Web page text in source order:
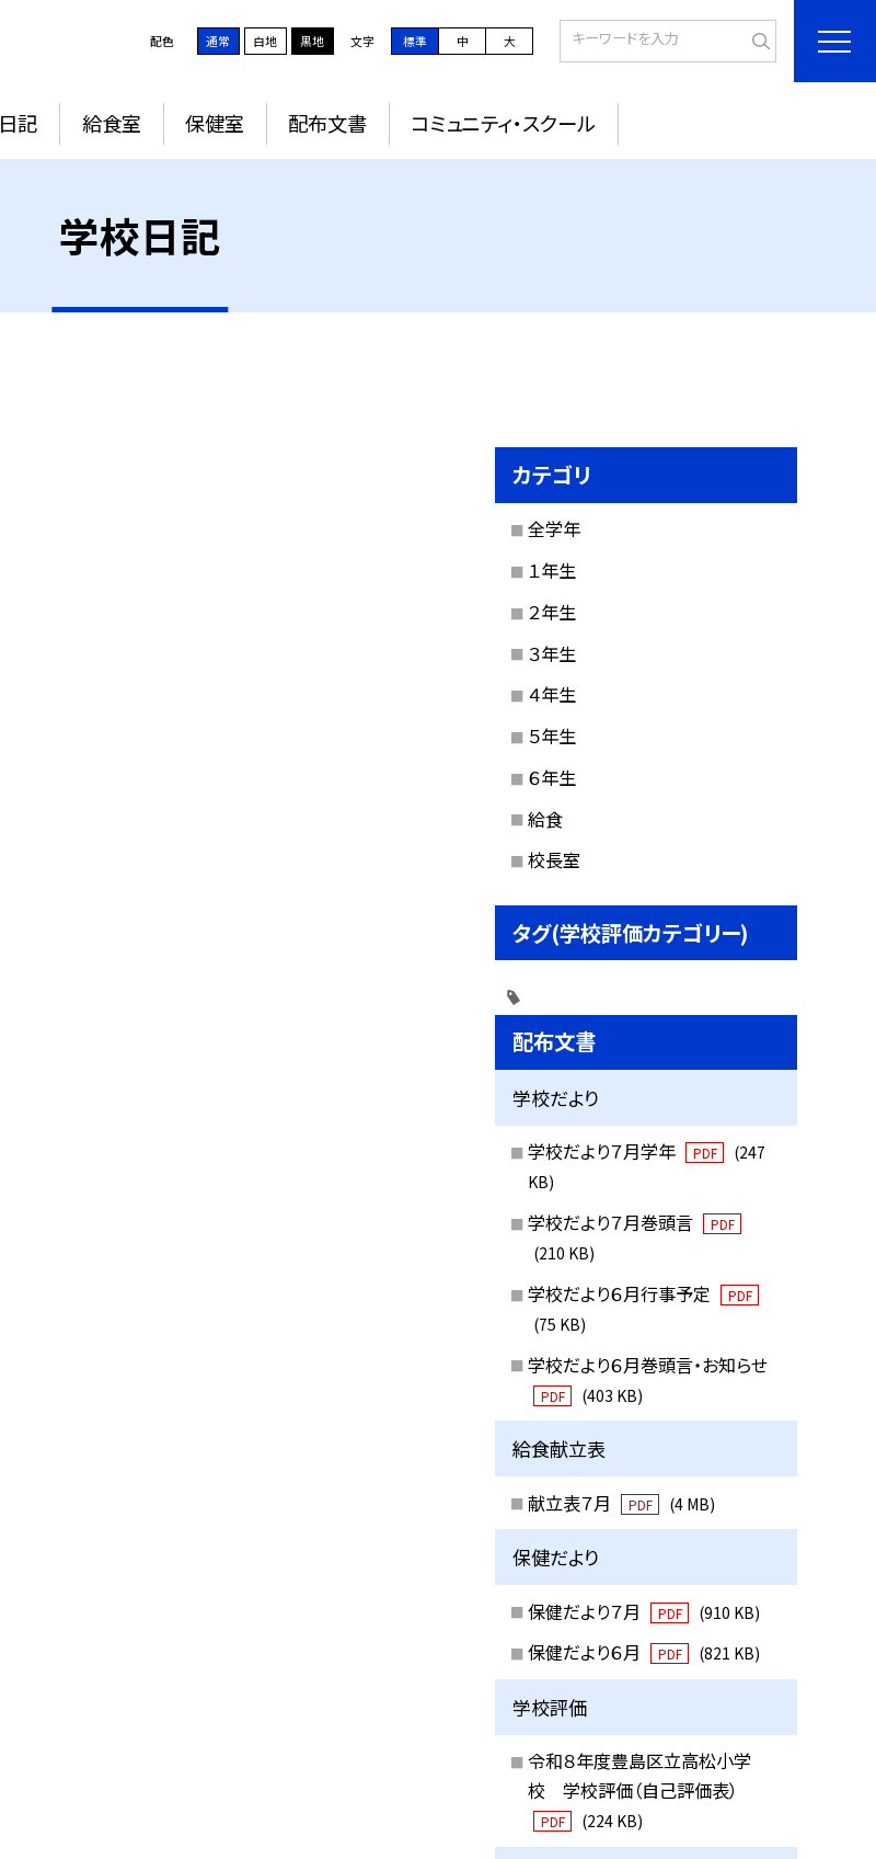
配色 通常 白地 黒地 文字 標準 中 大
記 給食室 保健室 配布文書 コミュニティ・スクール
学校日記
カテゴリ
全学年
１年生
２年生
３年生
４年生
５年生
６年生
給食
校長室
タグ(学校評価カテゴリー)
配布文書
学校だより
学校だより７月学年 PDF
(247
KB)
学校だより７月巻頭言 PDF
(210 KB)
学校だより６月行事予定 PDF
(75 KB)
学校だより６月巻頭言・お知らせ
PDF (403 KB)
給食献立表
献立表７月 PDF (4 MB)
保健だより
保健だより７月 PDF (910 KB)
保健だより６月 PDF (821 KB)
学校評価
令和８年度豊島区立高松小学
校 学校評価（自己評価表）
PDF (224 KB)